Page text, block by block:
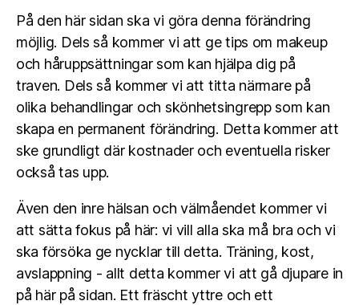
På den här sidan ska vi göra denna förändring
möjlig. Dels så kommer vi att ge tips om makeup
och håruppsättningar som kan hjälpa dig på
traven. Dels så kommer vi att titta närmare på
olika behandlingar och skönhetsingrepp som kan
skapa en permanent förändring. Detta kommer att
ske grundligt där kostnader och eventuella risker
också tas upp.
Även den inre hälsan och välmåendet kommer vi
att sätta fokus på här: vi vill alla ska må bra och vi
ska försöka ge nycklar till detta. Träning, kost,
avslappning - allt detta kommer vi att gå djupare in
på här på sidan. Ett fräscht yttre och ett